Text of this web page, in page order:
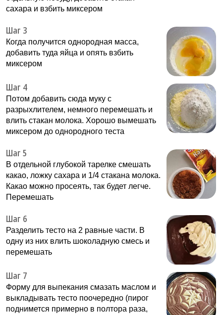
сахара и взбить миксером
Шаг 3
Когда получится однородная масса,
добавить туда яйца и опять взбить
миксером
Шаг 4
Потом добавить сюда муку с
разрыхлителем, немного перемешать и
влить стакан молока. Хорошо вымешать
миксером до однородного теста
Шаг 5
В отдельной глубокой тарелке смешать
какао, ложку сахара и 1/4 стакана молока.
Какао можно просеять, так будет легче.
Перемешать
Шаг 6
Разделить тесто на 2 равные части. В
одну из них влить шоколадную смесь и
перемешать
Шаг 7
Форму для выпекания смазать маслом и
выкладывать тесто поочередно (пирог
поднимется примерно в полтора раза,